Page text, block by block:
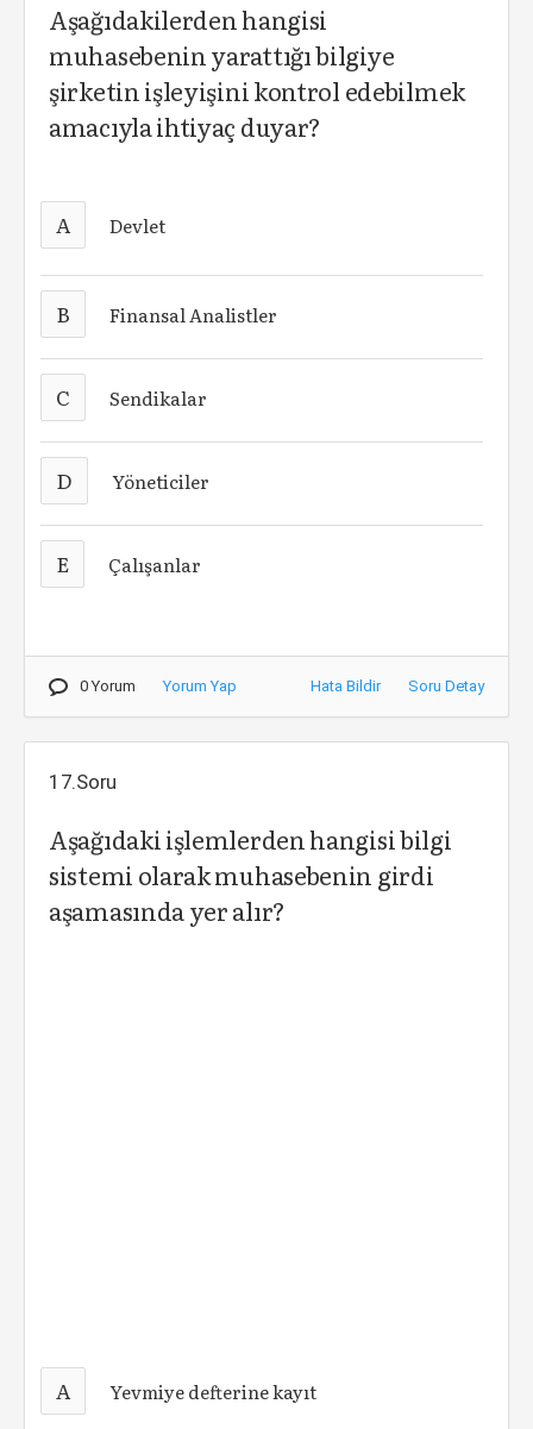
Aşağıdakilerden hangisi
muhasebenin yarattığı bilgiye
şirketin işleyişini kontrol edebilmek
amacıyla ihtiyaç duyar?
A Devlet
B Finansal Analistler
C Sendikalar
D Yöneticiler
E Çalışanlar
0 Yorum Yorum Yap Hata Bildir Soru Detay
17.Soru
Aşağıdaki işlemlerden hangisi bilgi
sistemi olarak muhasebenin girdi
aşamasında yer alır?
A Yevmiye defterine kayıt